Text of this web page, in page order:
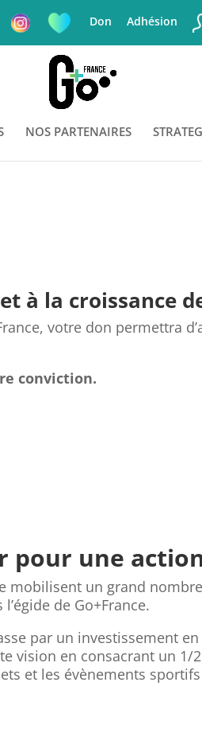
Don Adhésion
NOS PARTENAIRES
à la croissance
votre don permettra
conviction.
pour une
un grand
de Go+France.
par un investissement
vision en consacrant un 1/
et les évènements